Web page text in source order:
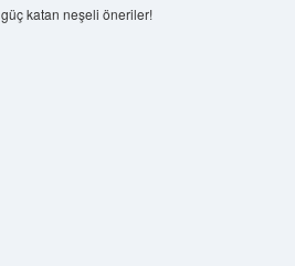
güç katan neşeli öneriler!